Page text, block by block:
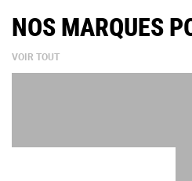
NOS MARQUES
VOIR TOUT